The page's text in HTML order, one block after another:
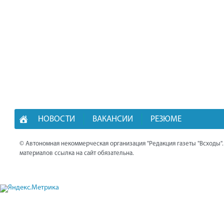
НОВОСТИ ВАКАНСИИ РЕЗЮМЕ
© Автономная некоммерческая организация "Редакция газеты
материалов ссылка на сайт обязательна.